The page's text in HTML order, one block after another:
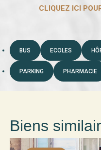
BUS ECOLES
PARKING PHARMACIE
Biens